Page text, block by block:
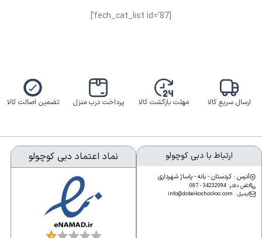
[fech_cat_list id=’87’]
ارسال سریع کالا مهلت بازگشت کالا پرداخت درب منزل تضمین اصالت کالا
ارتباط با دبی کوچولو
آدرس : کردستان - بانه - پاساژ شهرداری
تلفن دفتر: 34232094 - 087
ایمیل : info@dobeikochooloo.com
نماد اعتماد دبی کوچولو